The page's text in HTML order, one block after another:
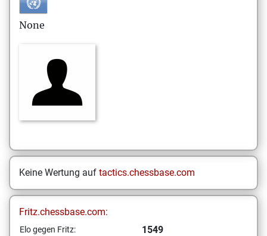
None
Keine Wertung auf tactics.chessbase.com
Fritz.chessbase.com:
Elo gegen Fritz: 1549